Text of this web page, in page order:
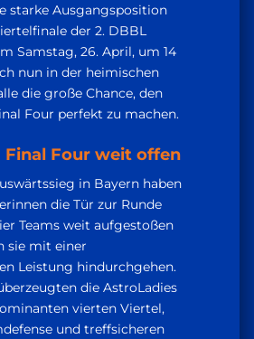
starke Ausgangsposition
der 2. DBBL
Samstag, 26. April, um 14
nun in der heimischen
die große Chance, den
Four perfekt zu machen.
Final Four weit offen
in Bayern haben
die Tür zur Runde
Teams weit aufgestoßen
sie mit einer
Leistung hindurchgehen.
die AstroLadies
vierten Viertel,
und treffsicheren